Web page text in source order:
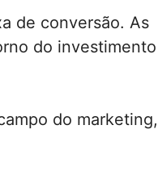
de conversão. As
do investimento
do marketing,